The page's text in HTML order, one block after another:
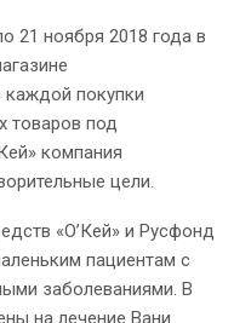
21 ноября 2018 года в
каждой покупки
товаров под
компания
цели.
«О’Кей» и Русфонд
пациентам с
заболеваниями. В